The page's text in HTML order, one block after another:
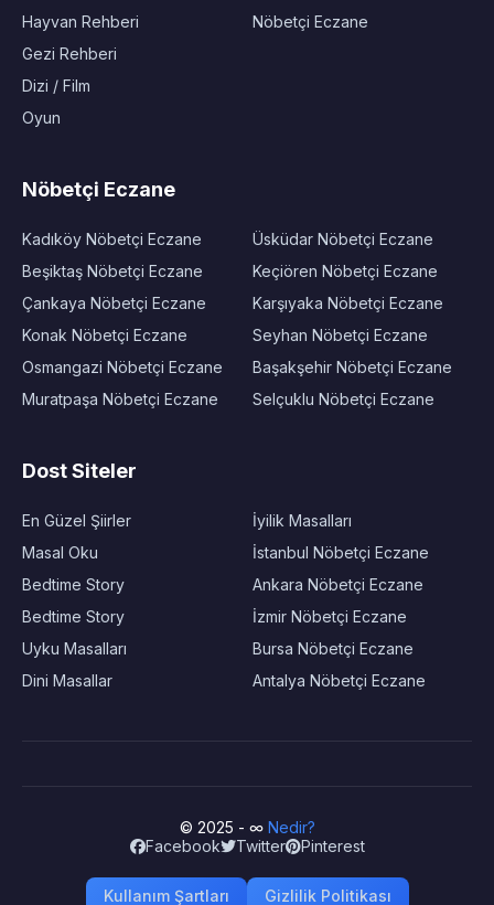
Hayvan Rehberi
Gezi Rehberi
Dizi / Film
Oyun
Nöbetçi Eczane
Nöbetçi Eczane
Kadıköy Nöbetçi Eczane
Beşiktaş Nöbetçi Eczane
Çankaya Nöbetçi Eczane
Konak Nöbetçi Eczane
Osmangazi Nöbetçi Eczane
Muratpaşa Nöbetçi Eczane
Üsküdar Nöbetçi Eczane
Keçiören Nöbetçi Eczane
Karşıyaka Nöbetçi Eczane
Seyhan Nöbetçi Eczane
Başakşehir Nöbetçi Eczane
Selçuklu Nöbetçi Eczane
Dost Siteler
En Güzel Şiirler
Masal Oku
Bedtime Story
Bedtime Story
Uyku Masalları
Dini Masallar
İyilik Masalları
İstanbul Nöbetçi Eczane
Ankara Nöbetçi Eczane
İzmir Nöbetçi Eczane
Bursa Nöbetçi Eczane
Antalya Nöbetçi Eczane
© 2025 - ∞ Nedir?
Facebook
Twitter Pinterest
Kullanım Şartları Gizlilik Politikası